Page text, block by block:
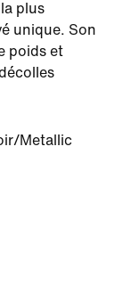
plus
unique. Son
poids et
Metallic